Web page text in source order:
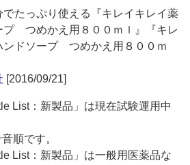
たっぷり使える『キレイキレイ薬
プ つめかえ用８００ｍｌ』『キレ
ンドソープ つめかえ用８００ｍ
[2016/09/21]
List：新製品」は現在試験運用中
順です。
List：新製品」は一般用医薬品な